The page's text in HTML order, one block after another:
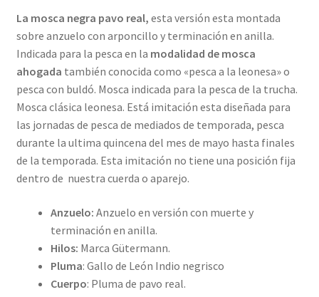
La mosca negra pavo real, esta versión esta montada
sobre anzuelo con arponcillo y terminación en anilla.
Indicada para la pesca en la modalidad de mosca
ahogada también conocida como «pesca a la leonesa» o
pesca con buldó. Mosca indicada para la pesca de la trucha.
Mosca clásica leonesa. Está imitación esta diseñada para
las jornadas de pesca de mediados de temporada, pesca
durante la ultima quincena del mes de mayo hasta finales
de la temporada. Esta imitación no tiene una posición fija
dentro de nuestra cuerda o aparejo.
Anzuelo: Anzuelo en versión con muerte y
terminación en anilla.
Hilos: Marca Gütermann.
Pluma: Gallo de León Indio negrisco
Cuerpo: Pluma de pavo real.